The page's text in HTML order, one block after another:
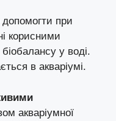
при
корисними
у воді.
в акваріумі.
акваріумної